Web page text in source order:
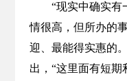
“现实中确实有
情很高，但所办的
迎、最能得实惠的
出，“这里面有短